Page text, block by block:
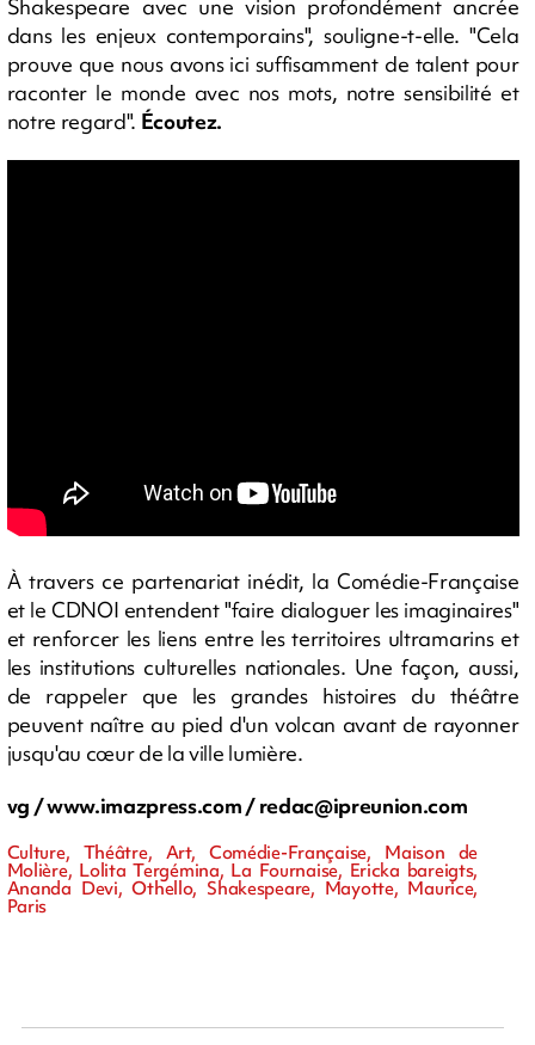
Shakespeare avec une vision profondément ancrée
dans les enjeux contemporains", souligne-t-elle. "Cela
prouve que nous avons ici suffisamment de talent pour
raconter le monde avec nos mots, notre sensibilité et
notre regard". Écoutez.
À travers ce partenariat inédit, la Comédie-Française
et le CDNOI entendent "faire dialoguer les imaginaires"
et renforcer les liens entre les territoires ultramarins et
les institutions culturelles nationales. Une façon, aussi,
de rappeler que les grandes histoires du théâtre
peuvent naître au pied d'un volcan avant de rayonner
jusqu'au cœur de la ville lumière.
vg / www.imazpress.com /redac@ipreunion.com
Culture, Théâtre, Art, Comédie-Française, Maison de
Molière, Lolita Tergémina, La Fournaise, Ericka bareigts,
Ananda Devi, Othello, Shakespeare, Mayotte, Maurice,
Paris